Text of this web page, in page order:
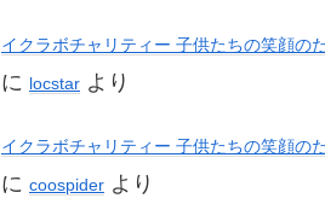
イクラボチャリティー 子供たちの笑顔の
に locstar より
イクラボチャリティー 子供たちの笑顔の
に coospider より